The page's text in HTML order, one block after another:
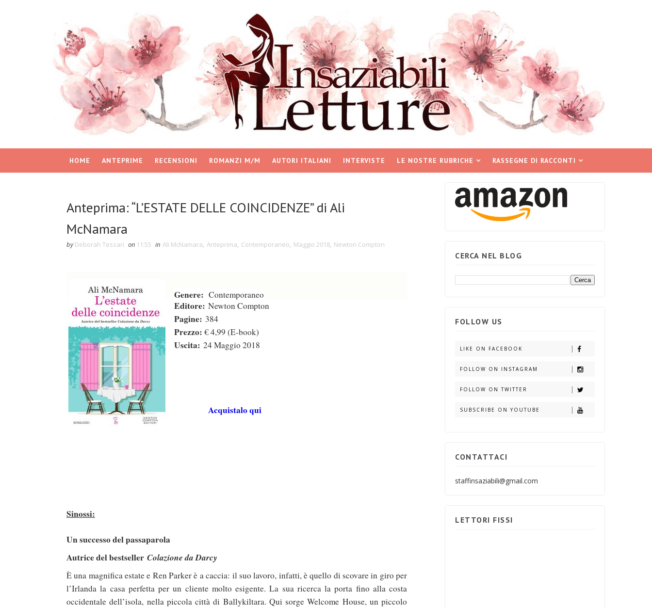
HOME ANTEPRIME RECENSIONI ROMANZI M/M AUTORI ITALIANI INTERVISTE LE NOSTRE RUBRICHE RASSEGNE DI RACCONTI
Anteprima: “L’ESTATE DELLE COINCIDENZE” di Ali
McNamara
by Deborah Tessari on 11:55 in Ali McNamara, Anteprima, Contemporaneo, Maggio 2018, Newton Compton
Genere: Contemporaneo
Editore: Newton Compton
Pagine: 384
Prezzo: € 4,99 (E-book)
Uscita: 24Maggio 2018
Acquistalo qui
Sinossi:
Un successo del passaparola
Autrice del bestseller Colazione da Darcy
È una magnifica estate e Ren Parker è a caccia: il suo lavoro, infatti, è quello di scovare in giro per
l’Irlanda la casa perfetta per un cliente molto esigente. La sua ricerca la porta fino alla costa
occidentale dell’isola, nella piccola città di Ballykiltara. Qui sorge Welcome House, un piccolo
CERCA NEL BLOG
FOLLOW US
LIKE ON FACEBOOK
FOLLOW ON INSTAGRAM
FOLLOW ON TWITTER
SUBSCRIBE ON YOUTUBE
CONTATTACI
staffinsaziabili@gmail.com
LETTORI FISSI